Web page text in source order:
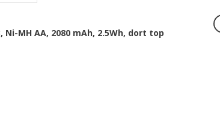
MH AA, 2080 mAh, 2.5Wh, dort top